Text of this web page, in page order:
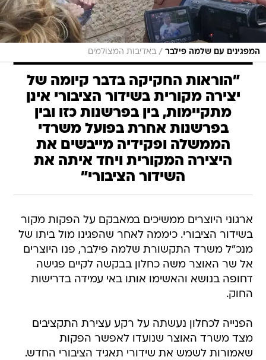
המפגינים עם שלמה פילבר / באדיבות המצולמים
"הוראות החקיקה בדבר קיומה של
יצירה מקורית בשידור הציבורי אינן
מתקיימות, בין בפרשנות כזו ובין
בפרשנות אחרת בפועל משרדי
הממשלה ופקידיה מייבשים את
היצירה המקורית ויחד איתה את
השידור הציבורי"
ארגוני היוצרים ממשיכים במאבקם על הפקות מקור
בשידור הציבורי. כיממה לאחר שהפגינו מול ביתו של
מנכ"ל משרד התקשורת שלמה פילבר, פנו היוצרים
אל שר האוצר משה כחלון בבקשה לקיים פגישה
דחופה בנושא והאשימו אותו באי עמידה בדרישות
החוק.
הפנייה לכחלון נעשתה על רקע עצירת התקציבים
מצד משרד האוצר שנועדו לאפשר הפקות
שאמורות לשמש את שידורי תאגיד הציבורי החדש.